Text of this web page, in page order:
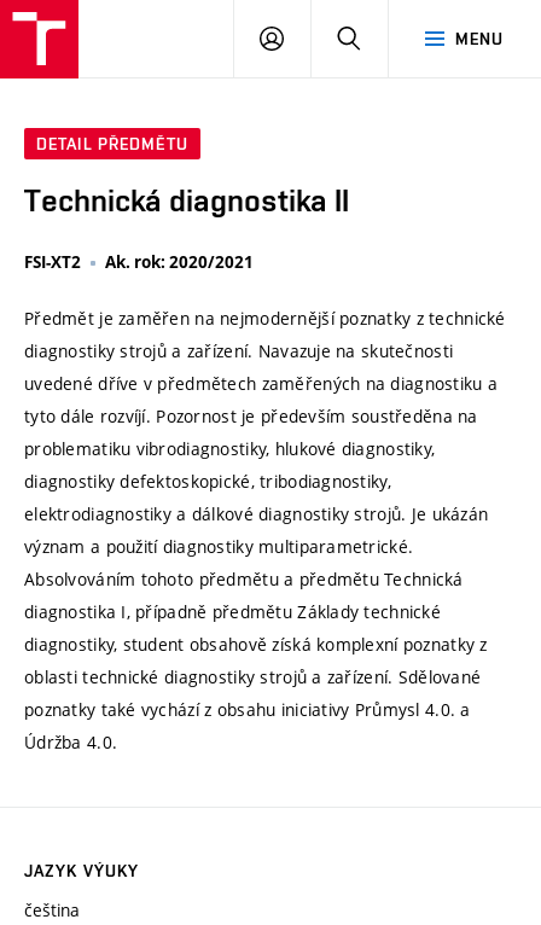
MENU
PŘIHLÁSIT
DETAIL PŘEDMĚTU
Technická diagnostika II
FSI-XT2 Ak. rok: 2020/2021
Předmět je zaměřen na nejmodernější poznatky z technické
diagnostiky strojů a zařízení. Navazuje na skutečnosti
uvedené dříve v předmětech zaměřených na diagnostiku a
tyto dále rozvíjí. Pozornost je především soustředěna na
problematiku vibrodiagnostiky, hlukové diagnostiky,
diagnostiky defektoskopické, tribodiagnostiky,
elektrodiagnostiky a dálkové diagnostiky strojů. Je ukázán
význam a použití diagnostiky multiparametrické.
Absolvováním tohoto předmětu a předmětu Technická
diagnostika I, případně předmětu Základy technické
diagnostiky, student obsahově získá komplexní poznatky z
oblasti technické diagnostiky strojů a zařízení. Sdělované
poznatky také vychází z obsahu iniciativy Průmysl 4.0. a
Údržba 4.0.
JAZYK VÝUKY
čeština